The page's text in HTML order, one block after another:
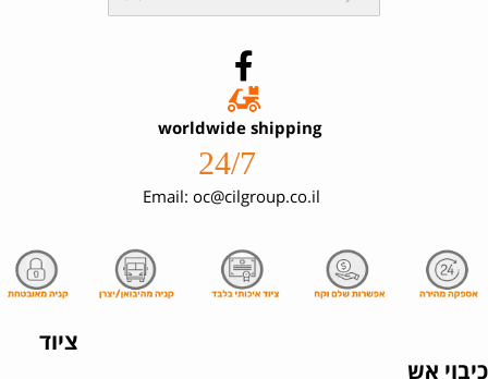
worldwide shipping
24/7
ציוד
כיבוי אש